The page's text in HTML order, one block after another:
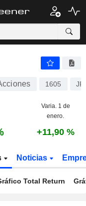
1605
Varia. 1 de
enero.
+11,90 %
Noticias
Total Return